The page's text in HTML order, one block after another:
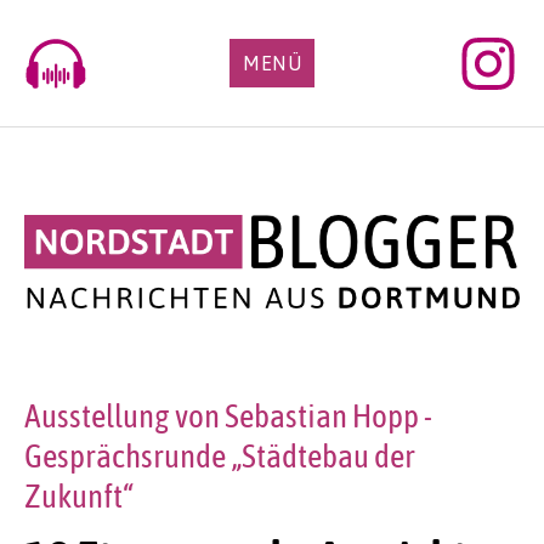
content
MENÜ
Ausstellung von Sebastian Hopp -
Gesprächsrunde „Städtebau der
Zukunft“